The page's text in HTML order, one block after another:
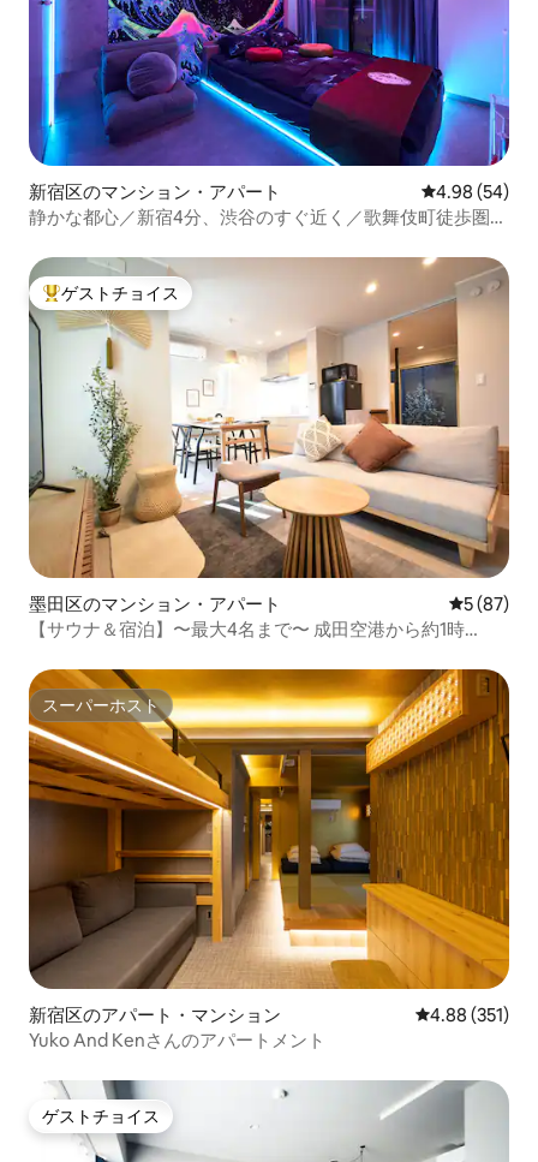
新宿区のマンション・アパート レビュー54
4.98 (54)
静かな都心／新宿4分、渋谷のすぐ近く／歌舞伎町徒歩圏内
ド
大好評のゲストチョイスです。
ゲストチョイス
墨田区のマンション・アパート レビュー
5 (87)
【サウナ＆宿泊】〜最大4名まで〜 成田空港から約1時
スーパーホスト
スーパーホスト
新宿区のアパート・マンション レビュー351
4.88 (351)
Yuko And Kenさんのアパートメント
ゲストチョイス
ゲストチョイス